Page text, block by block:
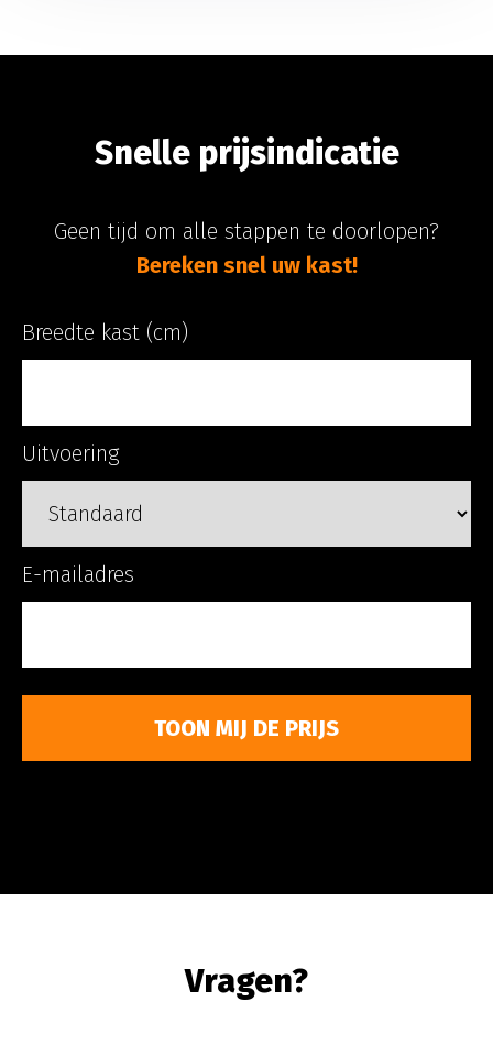
Snelle prijsindicatie
Geen tijd om alle stappen te doorlopen?
Bereken snel uw kast!
Breedte kast (cm)
Uitvoering
E-mailadres
Vragen?